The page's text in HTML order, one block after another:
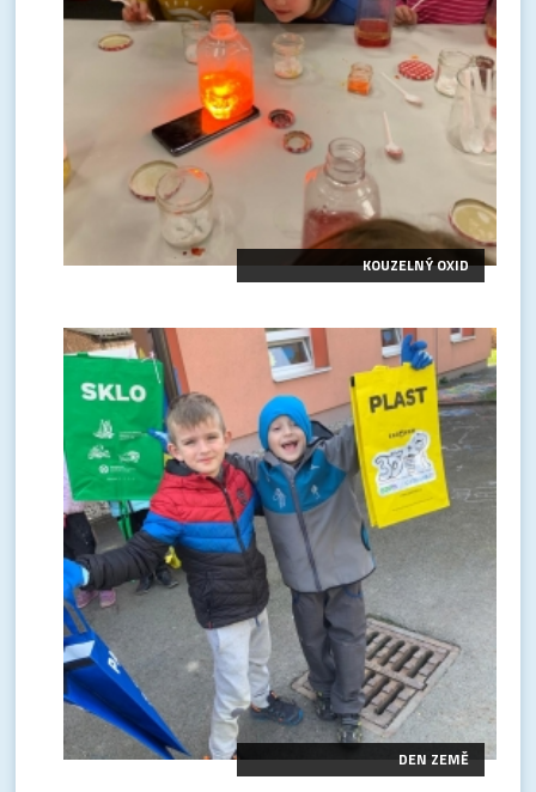
KOUZELNÝ OXID
DEN ZEMĚ